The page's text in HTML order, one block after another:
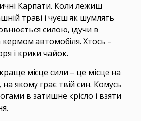
Карпати. Коли лежиш
траві і чуєш як шумлять
силою, їдучи в
кермом автомобіля. Хтось –
і крики чайок.
місце сили – це місце на
на якому грає твій син. Комусь
в затишне крісло і взяти